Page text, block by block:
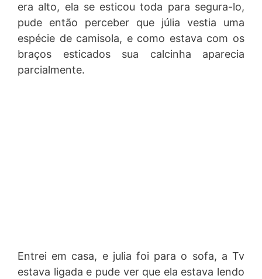
era alto, ela se esticou toda para segura-lo,
pude então perceber que júlia vestia uma
espécie de camisola, e como estava com os
braços esticados sua calcinha aparecia
parcialmente.
Entrei em casa, e julia foi para o sofa, a Tv
estava ligada e pude ver que ela estava lendo